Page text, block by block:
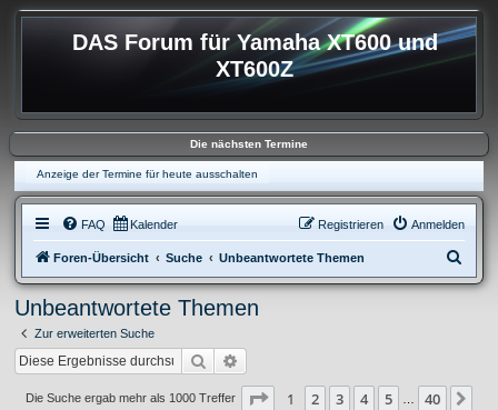
DAS Forum für Yamaha XT600 und
XT600Z
Die nächsten Termine
Anzeige der Termine für heute ausschalten
FAQ Kalender Anmelden
Registrieren
Foren-Übersicht Suche Unbeantwortete Themen
u
Unbeantwortete Themen
Zur erweiterten Suche
Suche
Die Suche ergab mehr als 1000 Treffer Seite 1von 40
1 2 3 4 5 40